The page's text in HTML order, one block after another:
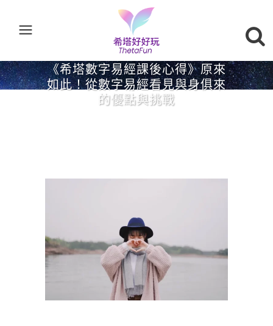
《希塔數字易經課後心得》原來
如此！從數字易經看見與身俱來
的優點與挑戰